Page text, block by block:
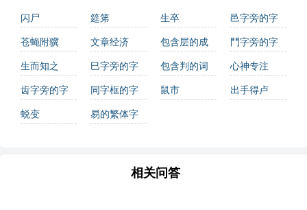
闪尸 筵笫 生卒
邑字旁的字
苍蝇附骥
文章经济
包含层的成
语
鬥字旁的字
生而知之
巳字旁的字
包含判的词
语有哪些
心神专注
齿字旁的字
同字框的字 鼠市
出手得卢
蜕变
易的繁体字
详解，助你相关问答